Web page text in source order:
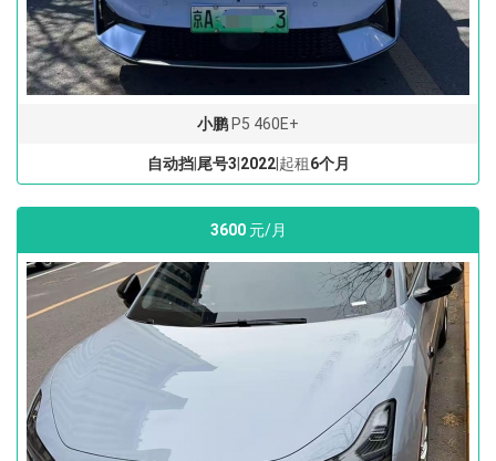
小鹏 P5 460E+
自动挡| 尾号3 2022|起租6个月
3600元/月